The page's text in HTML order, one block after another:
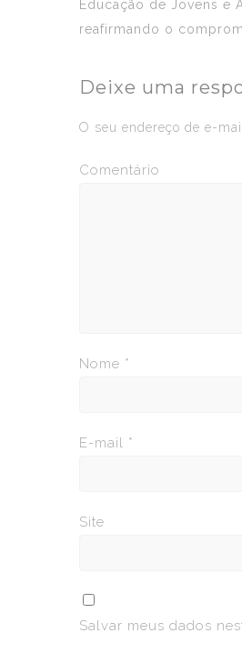
Educação de Jovens e
reafirmando o
Deixe uma
O seu endereço de e-
Comentário
Nome *
E-mail *
Site
Salvar meus dados